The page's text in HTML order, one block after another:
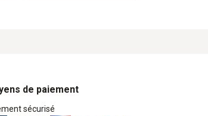
de paiement
sécurisé